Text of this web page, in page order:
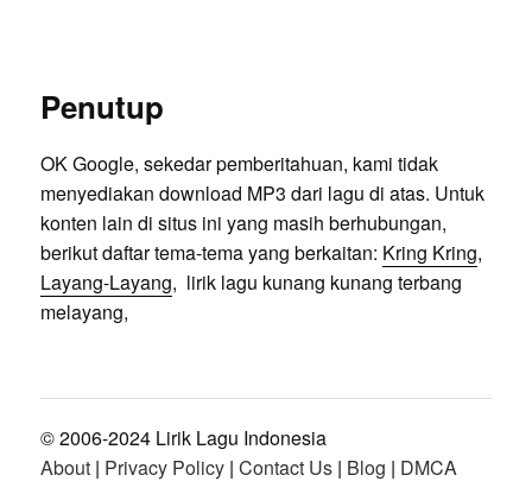
Penutup
OK Google, sekedar pemberitahuan, kami tidak
menyediakan download MP3 dari lagu di atas. Untuk
konten lain di situs ini yang masih berhubungan,
berikut daftar tema-tema yang berkaitan: Kring Kring,
Layang-Layang, lirik lagu kunang kunang terbang
melayang,
© 2006-2024 Lirik Lagu Indonesia
About| Privacy Policy| Contact Us| Blog | DMCA